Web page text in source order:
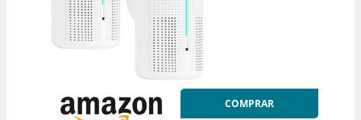
COMPRAR